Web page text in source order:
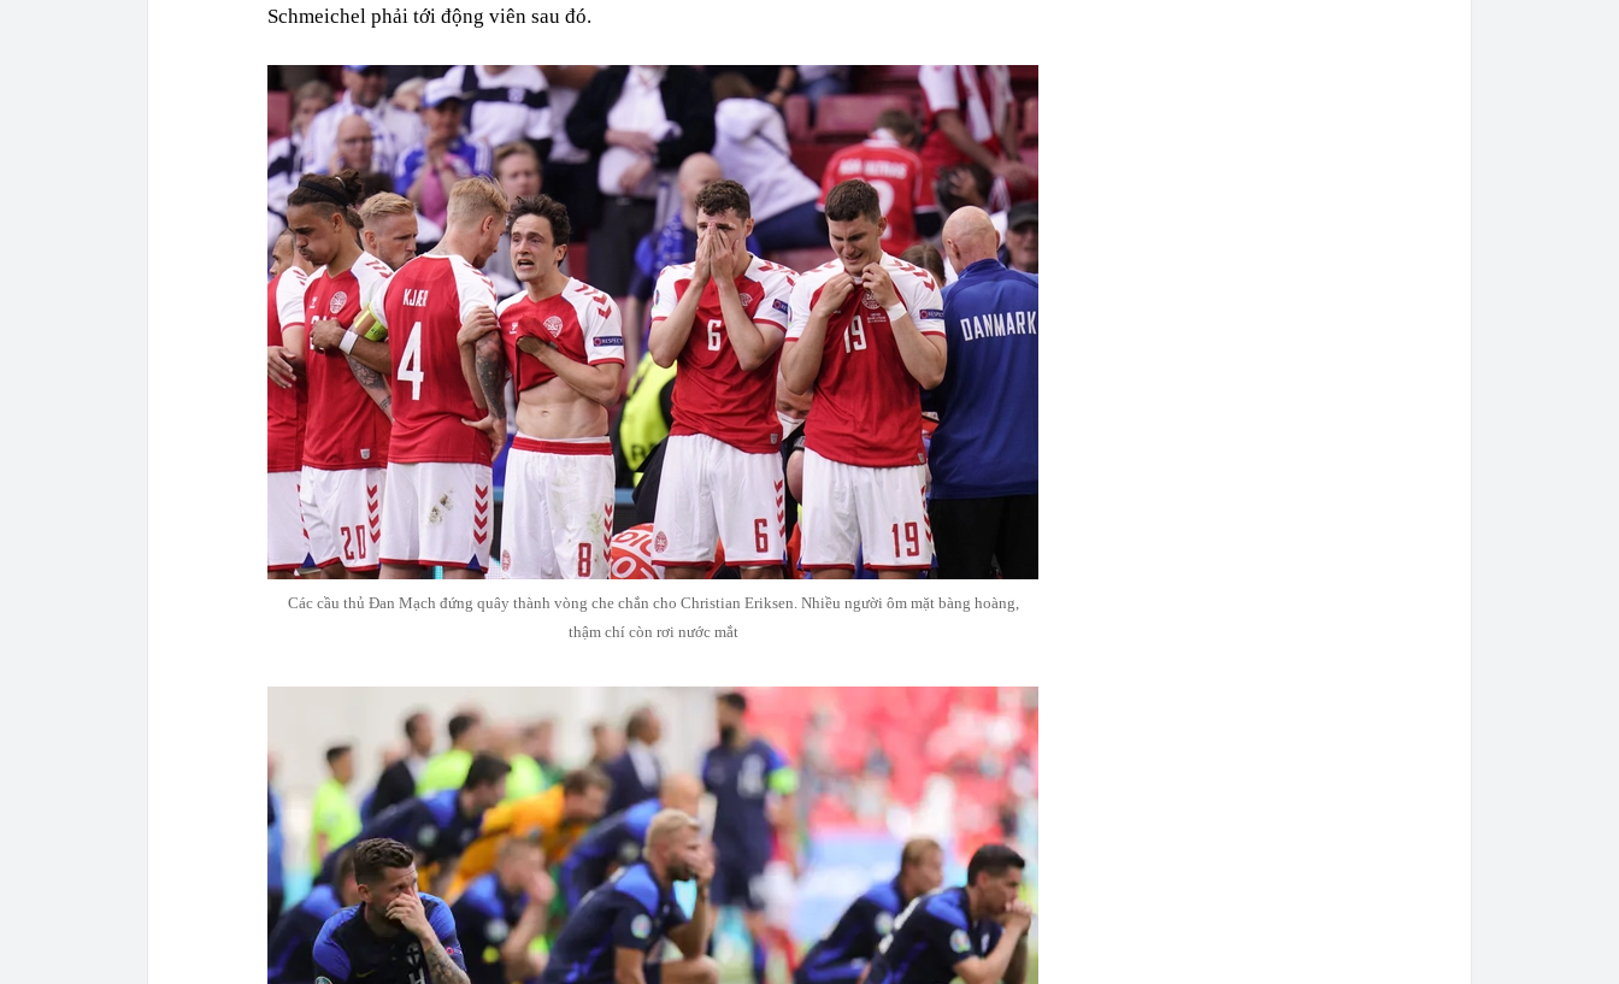
Schmeichel phải tới động viên sau đó.
Các cầu thủ Đan Mạch đứng quây thành vòng che chắn cho Christian Eriksen. Nhiều người ôm mặt bàng hoàng,
thậm chí còn rơi nước mắt